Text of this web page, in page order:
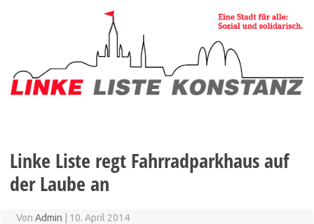
Linke Liste regt Fahrradparkhaus auf
der Laube an
Von Admin 10. April 2014